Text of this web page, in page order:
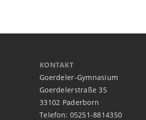
KONTAKT
Goerdeler-Gymnasium
Goerdelerstraße 35
33102 Paderborn
Telefon: 05251-8814350